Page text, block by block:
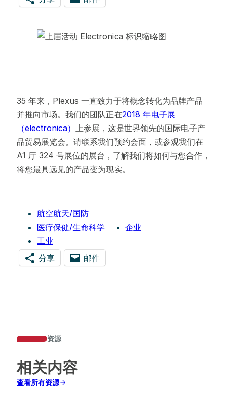
opens
a
new
opens
new
35 年来，Plexus 一直致力于将概念转化为品牌产品
并推向市场。我们的团队正在2018 年电子展
（electronica） 上参展，这是世界领先的国际电子产
品贸易展览会。请联系我们预约会面，或参观我们在
A1 厅 324 号展位的展台，了解我们将如何与您合作，
将您最具远见的产品变为现实。
航空航天/国防
医疗保健/生命科学
工业
企业
分享
opens
邮件
opens
资源
相关内容
查看所有资源